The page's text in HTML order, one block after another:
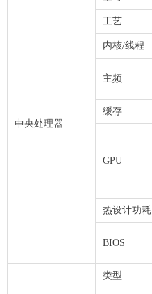
中央处理器
工艺
内核/线程
主频
缓存
GPU
热设计功耗
BIOS
类型